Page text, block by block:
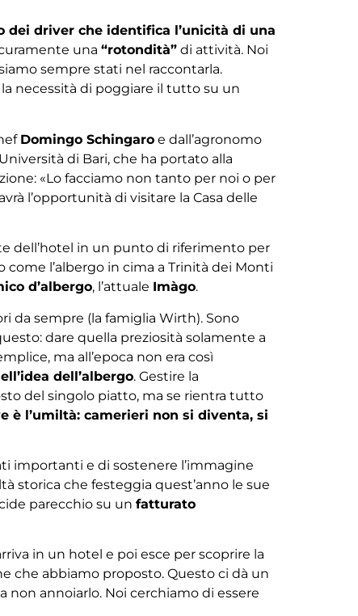
dei driver che identifica l’unicità di una
una “rotondità” di attività. Noi
sempre stati nel raccontarla.
necessità di poggiare il tutto su un
Domingo Schingaro e dall’agronomo
di Bari, che ha portato alla
«Lo facciamo non tanto per noi o per
l’opportunità di visitare la Casa delle
dell’hotel in un punto di riferimento per
come l’albergo in cima a Trinità dei Monti
d’albergo, l’attuale Imàgo.
da sempre (la famiglia Wirth). Sono
dare quella preziosità solamente a
ma all’epoca non era così
dell’albergo. Gestire la
del singolo piatto, ma se rientra tutto
è l’umiltà: camerieri non si diventa, si
importanti e di sostenere l’immagine
storica che festeggia quest’anno le sue
parecchio su un fatturato
in un hotel e poi esce per scoprire la
che abbiamo proposto. Questo ci dà un
annoiarlo. Noi cerchiamo di essere